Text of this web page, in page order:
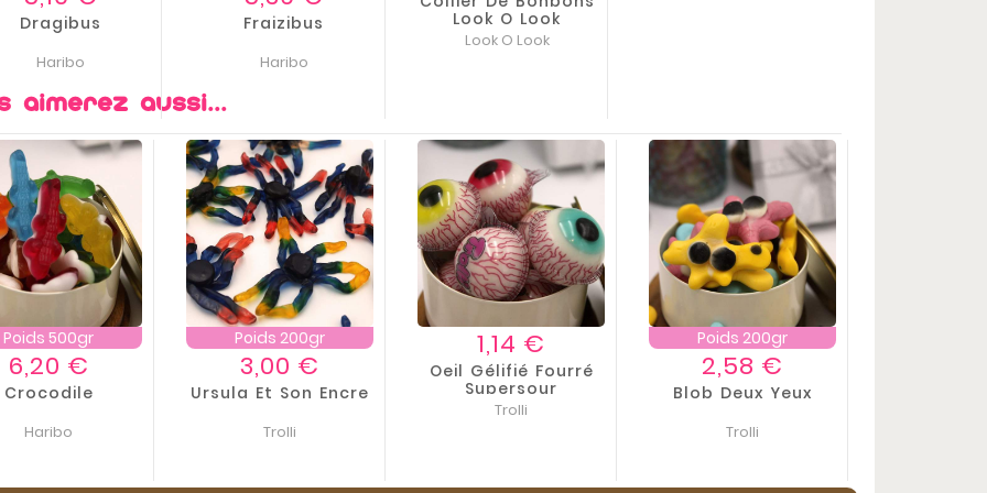
Dragibus
Haribo
Fraizibus
Haribo
Look O Look
Look O Look
aimerez aussi...
Poids 500gr
Prix
6,20 €
Crocodile
Haribo
Poids 200gr
Prix
3,00 €
Ursula Et Son Encre
Trolli
Prix
1,14 €
Oeil Gélifié Fourré
Supersour
Trolli
Poids 200gr
Prix
2,58 €
Blob Deux Yeux
Trolli